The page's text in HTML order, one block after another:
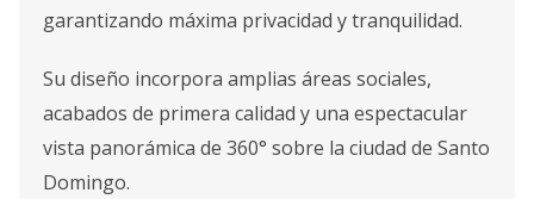
garantizando máxima privacidad y tranquilidad.
Su diseño incorpora amplias áreas sociales,
acabados de primera calidad y una espectacular
vista panorámica de 360° sobre la ciudad de Santo
Domingo.